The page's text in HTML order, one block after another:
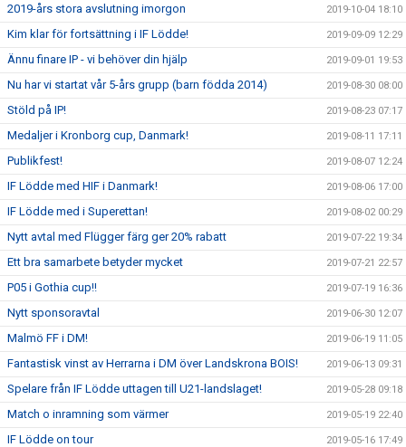
2019-års stora avslutning imorgon 2019-10-04 18:10
Kim klar för fortsättning i IF Lödde! 2019-09-09 12:29
Ännu finare IP - vi behöver din hjälp 2019-09-01 19:53
Nu har vi startat vår 5-års grupp (barn födda 2014) 2019-08-30 08:00
Stöld på IP! 2019-08-23 07:17
Medaljer i Kronborg cup, Danmark! 2019-08-11 17:11
Publikfest! 2019-08-07 12:24
IF Lödde med HIF i Danmark! 2019-08-06 17:00
IF Lödde med i Superettan! 2019-08-02 00:29
Nytt avtal med Flügger färg ger 20% rabatt 2019-07-22 19:34
Ett bra samarbete betyder mycket 2019-07-21 22:57
P05 i Gothia cup!! 2019-07-19 16:36
Nytt sponsoravtal 2019-06-30 12:07
Malmö FF i DM! 2019-06-19 11:05
Fantastisk vinst av Herrarna i DM över Landskrona BOIS! 2019-06-13 09:31
Spelare från IF Lödde uttagen till U21-landslaget! 2019-05-28 09:18
Match o inramning som värmer 2019-05-19 22:40
IF Lödde on tour 2019-05-16 17:49